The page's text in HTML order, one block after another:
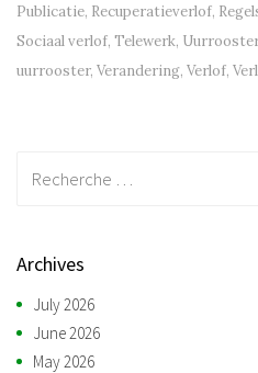
Publicatie, Recuperatieverlof,
Sociaal verlof, Telewerk, Uurrooster
uurrooster, Verandering, Verlof,
Archives
July 2026
June 2026
May 2026